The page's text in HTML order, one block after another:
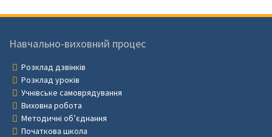
Навчально-виховний процес
Розклад дзвінків
Розклад уроків
Учнівське самоврядування
Виховна робота
Методичні об’єднання
Початкова школа